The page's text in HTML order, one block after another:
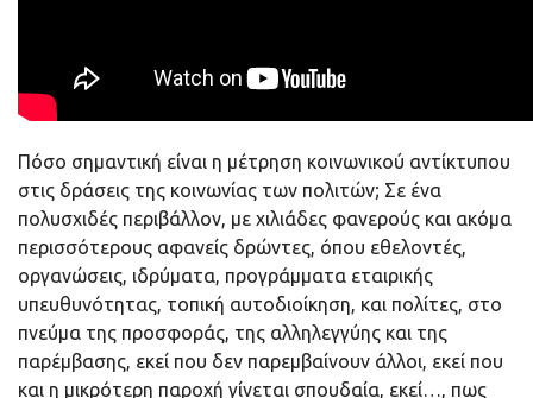
Πόσο σημαντική είναι η μέτρηση κοινωνικού αντίκτυπου
στις δράσεις της κοινωνίας των πολιτών; Σε ένα
πολυσχιδές περιβάλλον, με χιλιάδες φανερούς και ακόμα
περισσότερους αφανείς δρώντες, όπου εθελοντές,
οργανώσεις, ιδρύματα, προγράμματα εταιρικής
υπευθυνότητας, τοπική αυτοδιοίκηση, και πολίτες, στο
πνεύμα της προσφοράς, της αλληλεγγύης και της
παρέμβασης, εκεί που δεν παρεμβαίνουν άλλοι, εκεί που
και η μικρότερη παροχή γίνεται σπουδαία, εκεί…, πως